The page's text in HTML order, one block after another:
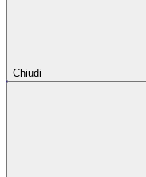
Chiudi